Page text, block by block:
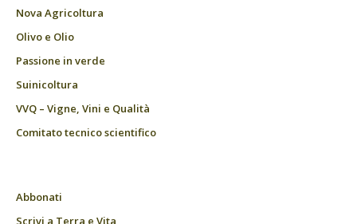
Nova Agricoltura
Olivo e Olio
Passione in verde
Suinicoltura
VVQ – Vigne, Vini e Qualità
Comitato tecnico scientifico
Abbonati
Scrivi a Terra e Vita